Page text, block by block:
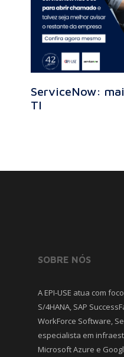
ServiceNow:
TI
SOBRE NÓS
A EPI-USE atua com
S/4HANA, SAP
WorkForce Software,
especialista em
Microsoft Azure e